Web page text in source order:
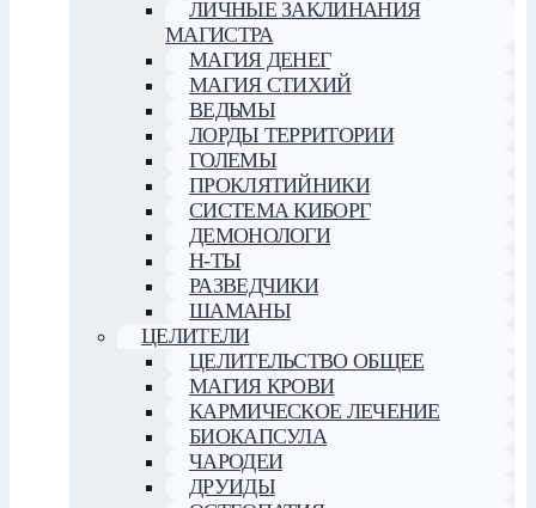
ЛИЧНЫЕ ЗАКЛИНАНИЯ
МАГИСТРА
МАГИЯ ДЕНЕГ
МАГИЯ СТИХИЙ
ВЕДЬМЫ
ЛОРДЫ ТЕРРИТОРИИ
ГОЛЕМЫ
ПРОКЛЯТИЙНИКИ
СИСТЕМА КИБОРГ
ДЕМОНОЛОГИ
Н-ТЫ
РАЗВЕДЧИКИ
ШАМАНЫ
ЦЕЛИТЕЛИ
ЦЕЛИТЕЛЬСТВО ОБЩЕЕ
МАГИЯ КРОВИ
КАРМИЧЕСКОЕ ЛЕЧЕНИЕ
БИОКАПСУЛА
ЧАРОДЕИ
ДРУИДЫ